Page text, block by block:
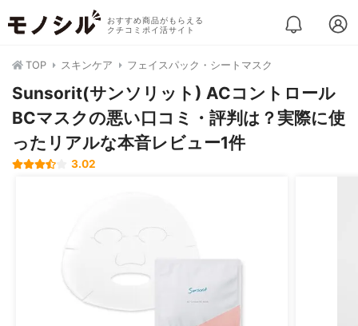
おすすめ商品がもらえる
クチコミポイ活サイト
TOP スキンケア フェイスパック・シートマスク
Sunsorit(サンソリット) ACコントロール
BCマスクの悪い口コミ・評判は？実際に使
ったリアルな本音レビュー1件
3.02